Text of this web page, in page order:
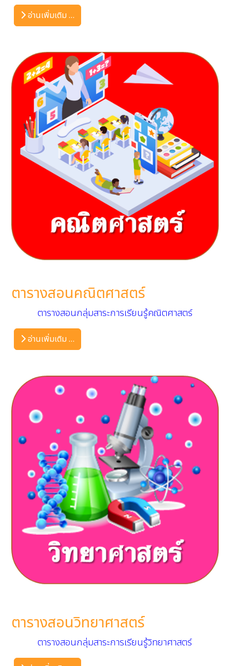
อ่านเพิ่มเติม …
ตารางสอนคณิตศาสตร์
ตารางสอนกลุ่มสาระการเรียนรู้คณิตศาสตร์
อ่านเพิ่มเติม …
ตารางสอนวิทยาศาสตร์
ตารางสอนกลุ่มสาระการเรียนรู้วิทยาศาสตร์